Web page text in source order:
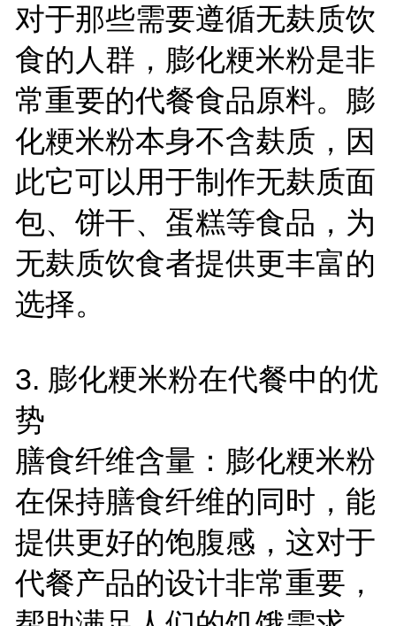
对于那些需要遵循无麸质饮
食的人群，膨化粳米粉是非
常重要的代餐食品原料。膨
化粳米粉本身不含麸质，因
此它可以用于制作无麸质面
包、饼干、蛋糕等食品，为
无麸质饮食者提供更丰富的
选择。
3. 膨化粳米粉在代餐中的优
势
膳食纤维含量：膨化粳米粉
在保持膳食纤维的同时，能
提供更好的饱腹感，这对于
代餐产品的设计非常重要，